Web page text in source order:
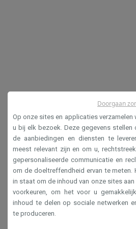
Op onze sites en applicaties verzamelen
u bij elk bezoek. Deze gegevens stellen
de aanbiedingen en diensten te
meest relevant zijn en om u,
gepersonaliseerde communicatie en
om de doeltreffendheid ervan te
in staat om de inhoud van onze sites
voorkeuren, om het voor u
inhoud te delen op sociale netwerken
te produceren.
Doorgaan